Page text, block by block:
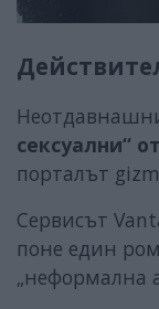
сексуални“
порталът
Сервисът
поне един
„неформална